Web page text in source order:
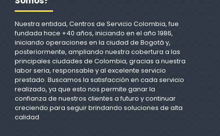
Nuestra entidad, Centros de Servicio Colombia, fue
fundada hace +40 años, iniciando en el año 1986,
iniciando operaciones en la ciudad de Bogotá y,
posteriormente, ampliando nuestra cobertura a las
principales ciudades de Colombia, gracias a nuestra
labor seria, responsable y al excelente servicio
prestado. Buscamos la satisfacción en cada servicio
realizado, ya que esto nos permite ganar la
confianza de nuestros clientes a futuro y continuar
creciendo para seguir brindando soluciones de alta
calidad